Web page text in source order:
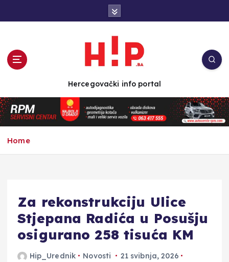
n
t
e
Hercegovački info portal
Home
Za rekonstrukciju Ulice
Stjepana Radića u Posušju
osigurano 258 tisuća KM
Hip_Urednik Novosti
21 svibnja, 2026